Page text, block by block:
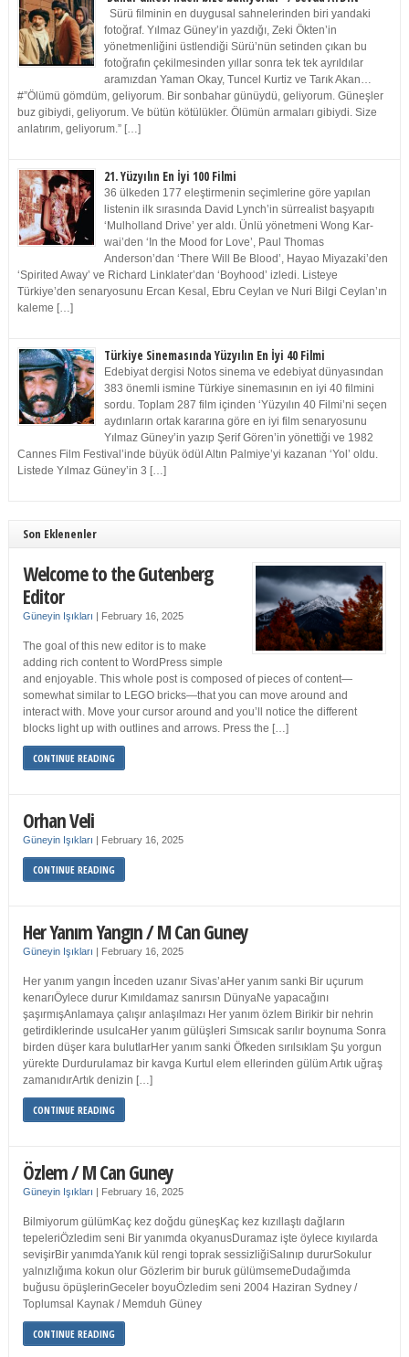
Sürü filminin en duygusal sahnelerinden biri yandaki
fotoğraf. Yılmaz Güney’in yazdığı, Zeki Ökten’in
yönetmenliğini üstlendiği Sürü’nün setinden çıkan bu
fotoğrafın çekilmesinden yıllar sonra tek tek ayrıldılar
aramızdan Yaman Okay, Tuncel Kurtiz ve Tarık Akan…
#”Ölümü gömdüm, geliyorum. Bir sonbahar günüydü, geliyorum. Güneşler
buz gibiydi, geliyorum. Ve bütün kötülükler. Ölümün armaları gibiydi. Size
anlatırım, geliyorum.” […]
21. Yüzyılın En İyi 100 Filmi
36 ülkeden 177 eleştirmenin seçimlerine göre yapılan
listenin ilk sırasında David Lynch’in sürrealist başyapıtı
‘Mulholland Drive’ yer aldı. Ünlü yönetmeni Wong Kar-
wai’den ‘In the Mood for Love’, Paul Thomas
Anderson’dan ‘There Will Be Blood’, Hayao Miyazaki’den
‘Spirited Away’ ve Richard Linklater’dan ‘Boyhood’ izledi. Listeye
Türkiye’den senaryosunu Ercan Kesal, Ebru Ceylan ve Nuri Bilgi Ceylan’ın
kaleme […]
Türkiye Sinemasında Yüzyılın En İyi 40 Filmi
Edebiyat dergisi Notos sinema ve edebiyat dünyasından
383 önemli ismine Türkiye sinemasının en iyi 40 filmini
sordu. Toplam 287 film içinden ‘Yüzyılın 40 Filmi’ni seçen
aydınların ortak kararına göre en iyi film senaryosunu
Yılmaz Güney’in yazıp Şerif Gören’in yönettiği ve 1982
Cannes Film Festival’inde büyük ödül Altın Palmiye’yi kazanan ‘Yol’ oldu.
Listede Yılmaz Güney’in 3 […]
Son Eklenenler
Welcome to the Gutenberg
Editor
Güneyin Işıkları | February 16, 2025
The goal of this new editor is to make
adding rich content to WordPress simple
and enjoyable. This whole post is composed of pieces of content—
somewhat similar to LEGO bricks—that you can move around and
interact with. Move your cursor around and you’ll notice the different
blocks light up with outlines and arrows. Press the […]
CONTINUE READING
Orhan Veli
Güneyin Işıkları | February 16, 2025
CONTINUE READING
Her Yanım Yangın / M Can Guney
Güneyin Işıkları | February 16, 2025
Her yanım yangın İnceden uzanır Sivas’aHer yanım sanki Bir uçurum
kenarıÖylece durur Kımıldamaz sanırsın DünyaNe yapacağını
şaşırmışAnlamaya çalışır anlaşılmazı Her yanım özlem Birikir bir nehrin
getirdiklerinde usulcaHer yanım gülüşleri Sımsıcak sarılır boynuma Sonra
birden düşer kara bulutlarHer yanım sanki Öfkeden sırılsıklam Şu yorgun
yürekte Durdurulamaz bir kavga Kurtul elem ellerinden gülüm Artık uğraş
zamanıdırArtık denizin […]
CONTINUE READING
Özlem / M Can Guney
Güneyin Işıkları | February 16, 2025
Bilmiyorum gülümKaç kez doğdu güneşKaç kez kızıllaştı dağların
tepeleriÖzledim seni Bir yanımda okyanusDuramaz işte öylece kıyılarda
sevişirBir yanımdaYanık kül rengi toprak sessizliğiSalınıp dururSokulur
yalnızlığıma kokun olur Gözlerim bir buruk gülümsemeDudağımda
buğusu öpüşlerinGeceler boyuÖzledim seni 2004 Haziran Sydney /
Toplumsal Kaynak / Memduh Güney
CONTINUE READING